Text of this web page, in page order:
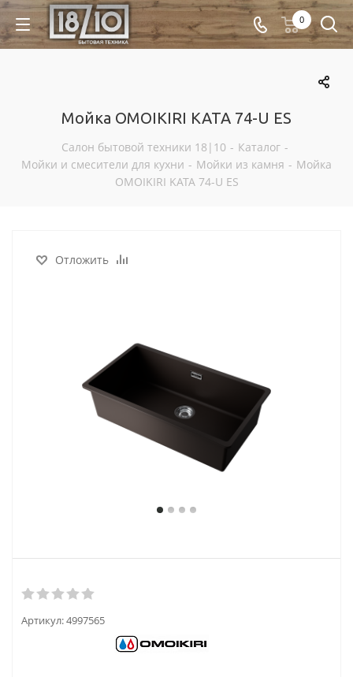
0
Мойка OMOIKIRI KATA 74-U ES
Салон бытовой техники 18|10 - Каталог -
Мойки и смесители для кухни - Мойки из камня - Мойка
OMOIKIRI KATA 74-U ES
Отложить
Артикул:4997565